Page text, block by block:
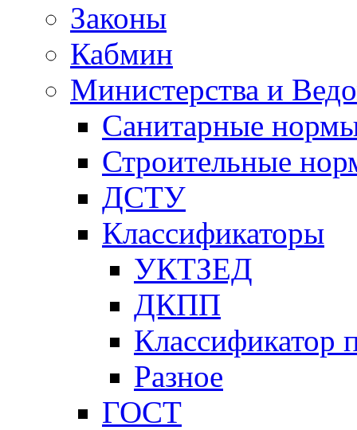
Законы
Кабмин
Министерства и
Санитарные
Строительные
ДСТУ
Классификаторы
УКТЗЕД
ДКПП
Классификатор
Разное
ГОСТ